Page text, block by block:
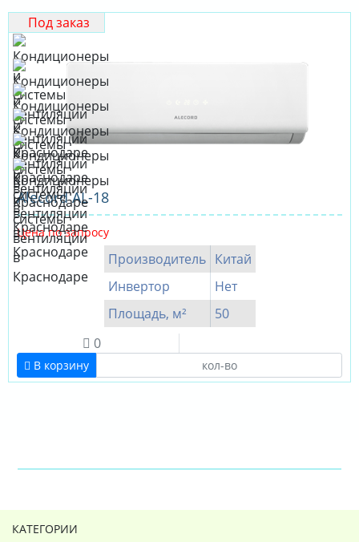
Под заказ
Alecord AL-18
Цена по запросу
Производитель Китай
Инвертор
Нет
Площадь, м²
50
0
В корзину
КАТЕГОРИИ